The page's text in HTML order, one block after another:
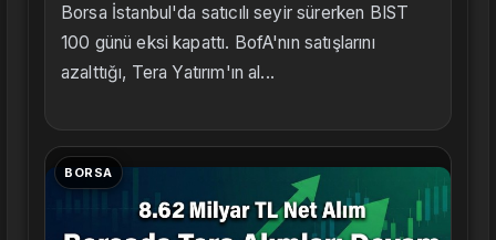
Borsa İstanbul'da satıcılı seyir sürerken BIST
100 günü eksi kapattı. BofA'nın satışlarını
azalttığı, Tera Yatırım'ın al...
BORSA